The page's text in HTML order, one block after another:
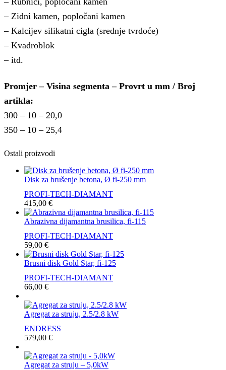
– Zidni kamen, popločani kamen
– Kalcijev silikatni cigla (srednje tvrdoće)
– Kvadroblok
– itd.
Promjer – Visina segmenta – Provrt u mm / Broj
artikla:
300 – 10 – 20,0
350 – 10 – 25,4
Ostali proizvodi
Disk za brušenje betona, Ø fi-250 mm
PROFI-TECH-DIAMANT
415,00 €
Abrazivna dijamantna brusilica, fi-115
PROFI-TECH-DIAMANT
59,00 €
Brusni disk Gold Star, fi-125
PROFI-TECH-DIAMANT
66,00 €
Agregat za struju, 2.5/2.8 kW
ENDRESS
579,00 €
Agregat za struju – 5,0kW